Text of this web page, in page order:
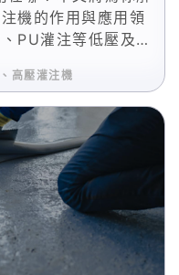
機的作用與應用領
PU灌注等低壓及高
高壓灌注機